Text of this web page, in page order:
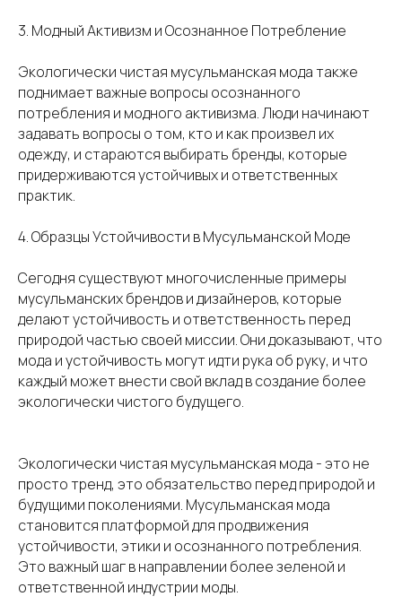
3. Модный Активизм и Осознанное Потребление
Экологически чистая мусульманская мода также
поднимает важные вопросы осознанного
потребления и модного активизма. Люди начинают
задавать вопросы о том, кто и как произвел их
одежду, и стараются выбирать бренды, которые
придерживаются устойчивых и ответственных
практик.
4. Образцы Устойчивости в Мусульманской Моде
Сегодня существуют многочисленные примеры
мусульманских брендов и дизайнеров, которые
делают устойчивость и ответственность перед
природой частью своей миссии. Они доказывают, что
мода и устойчивость могут идти рука об руку, и что
каждый может внести свой вклад в создание более
экологически чистого будущего.
Экологически чистая мусульманская мода - это не
просто тренд, это обязательство перед природой и
будущими поколениями. Мусульманская мода
становится платформой для продвижения
устойчивости, этики и осознанного потребления.
Это важный шаг в направлении более зеленой и
ответственной индустрии моды.